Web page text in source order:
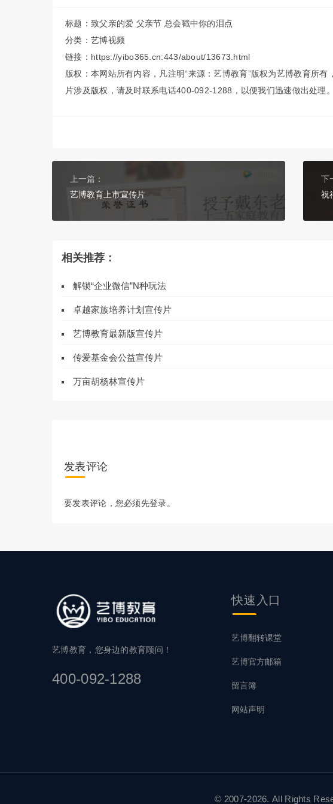
标题：致父亲的爱 父亲节 总会戳中你的泪点
分类： 艺博视频
链接：https://yibo365.cn:443/about/13673.html
版权：本网站所有内容，凡注明“来源：艺博教育”版权为艺博教育所
片涉及版权，请及时联系电话400-092-1288，以便我们迅速做出处理。
上一篇：
艺博教育上市宣传片
下
祝
相关推荐：
解锁“企业微信”N种玩法
卓越家族培养计划宣传片
艺博教育最新版宣传片
传爱基金会公益宣传片
万亩胡杨林宣传片
发表评论
要发表评论，您必须先登录。
艺博教育，您身边的教育顾问！
400-092-1288
快速入口
艺博翻转课堂
艺博官方邮箱
留言簿
网站声明
© 2007-2026. All Rights